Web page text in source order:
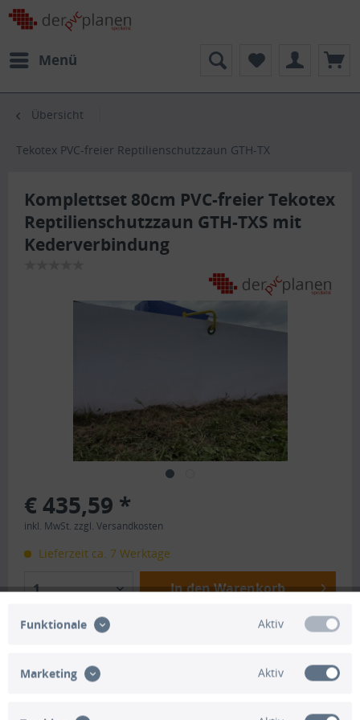
Menü
Übersicht
Tekotex PVC-freier Reptilienschutzzaun GTH-TX
Komplettset 80cm PVC-freier Tekotex
Reptilienschutzzaun GTH-TXS mit
Kederverbindung
€ 435,59 *
inkl. MwSt. zzgl. Versandkosten
Lieferzeit ca. 7 Werktage
1 In den Warenkorb
Merken
Beschreibung
Funktionale Aktiv
Marketing Aktiv